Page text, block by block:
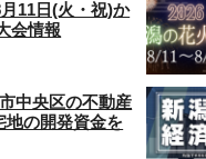
11日(火・祝)か
会情報
中央区の不動産
の開発資金を